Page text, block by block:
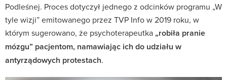
Podleśnej. Proces dotyczył jednego z odcinków programu „W
tyle wizji” emitowanego przez TVP Info w 2019 roku, w
którym sugerowano, że psychoterapeutka „robiła pranie
mózgu” pacjentom, namawiając ich do udziału w
antyrządowych protestach.